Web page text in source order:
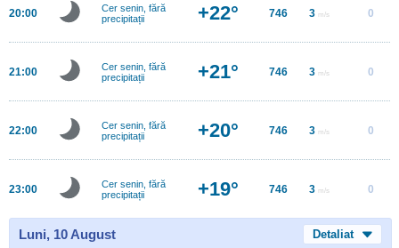
20:00
Cer senin, fără
precipitații
+22° 746 3 m/s 0
21:00
Cer senin, fără
precipitații
+21° 746 3 m/s 0
22:00
Cer senin, fără
precipitații
+20° 746 3 m/s 0
23:00
Cer senin, fără
precipitații
+19° 746 3 m/s 0
Luni, 10 August Detaliat